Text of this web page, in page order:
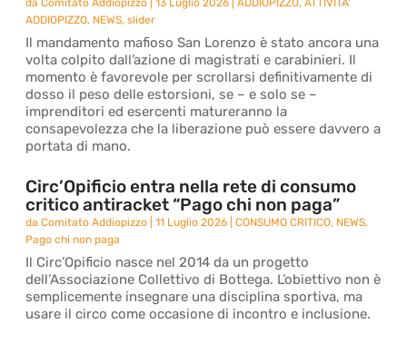
daComitato Addiopizzo |13 Luglio 2026 |ADDIOPIZZO,ATTIVITA'
ADDIOPIZZO, NEWS,slider
Il mandamento mafioso San Lorenzo è stato ancora una
volta colpito dall’azione di magistrati e carabinieri. Il
momento è favorevole per scrollarsi definitivamente di
dosso il peso delle estorsioni, se – e solo se –
imprenditori ed esercenti matureranno la
consapevolezza che la liberazione può essere davvero a
portata di mano.
Circ’Opificio entra nella rete di consumo
critico antiracket “Pago chi non paga”
daComitato Addiopizzo |11 Luglio 2026 |CONSUMO CRITICO, NEWS,
Pago chi non paga
Il Circ’Opificio nasce nel 2014 da un progetto
dell’Associazione Collettivo di Bottega. L’obiettivo non è
semplicemente insegnare una disciplina sportiva, ma
usare il circo come occasione di incontro e inclusione.